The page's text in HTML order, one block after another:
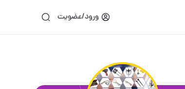
ورود/عضویت